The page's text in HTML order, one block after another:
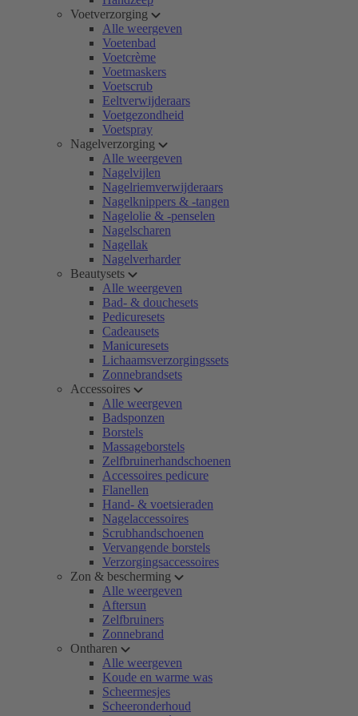
Voetverzorging
Alle weergeven
Voetenbad
Voetcrème
Voetmaskers
Voetscrub
Eeltverwijderaars
Voetgezondheid
Voetspray
Nagelverzorging
Alle weergeven
Nagelvijlen
Nagelriemverwijderaars
Nagelknippers & -tangen
Nagelolie & -penselen
Nagelscharen
Nagellak
Nagelverharder
Beautysets
Alle weergeven
Bad- & douchesets
Pedicuresets
Cadeausets
Manicuresets
Lichaamsverzorgingssets
Zonnebrandsets
Accessoires
Alle weergeven
Badsponzen
Borstels
Massageborstels
Zelfbruinerhandschoenen
Accessoires pedicure
Flanellen
Hand- & voetsieraden
Nagelaccessoires
Scrubhandschoenen
Vervangende borstels
Verzorgingsaccessoires
Zon & bescherming
Alle weergeven
Aftersun
Zelfbruiners
Zonnebrand
Ontharen
Alle weergeven
Koude en warme was
Scheermesjes
Scheeronderhoud